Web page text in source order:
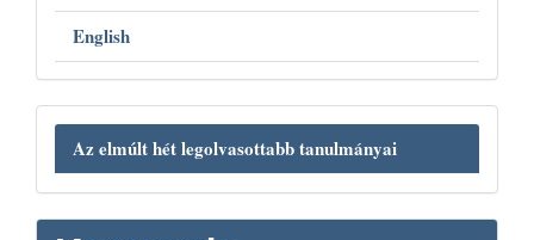
English
Az elmúlt hét legolvasottabb tanulmányai